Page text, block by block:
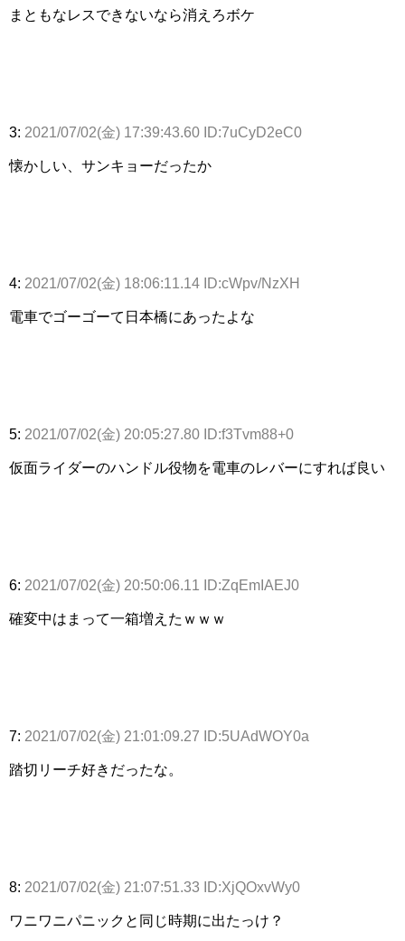
まともなレスできないなら消えろボケ
3: 2021/07/02(金) 17:39:43.60 ID:7uCyD2eC0
懐かしい、サンキョーだったか
4: 2021/07/02(金) 18:06:11.14 ID:cWpv/NzXH
電車でゴーゴーて日本橋にあったよな
5: 2021/07/02(金) 20:05:27.80 ID:f3Tvm88+0
仮面ライダーのハンドル役物を電車のレバーにすれば良い
6: 2021/07/02(金) 20:50:06.11 ID:ZqEmIAEJ0
確変中はまって一箱増えたｗｗｗ
7: 2021/07/02(金) 21:01:09.27 ID:5UAdWOY0a
踏切リーチ好きだったな。
8: 2021/07/02(金) 21:07:51.33 ID:XjQOxvWy0
ワニワニパニックと同じ時期に出たっけ？